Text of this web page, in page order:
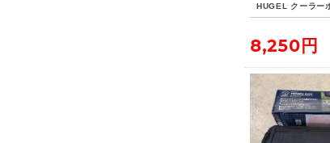
HUGEL クーラー
8,250円